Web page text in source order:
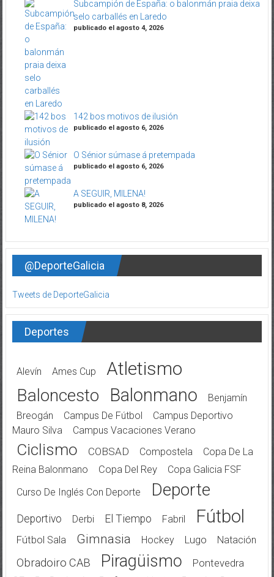
Subcampión de España: o balonmán praia deixa
selo carballés en Laredo
publicado el agosto 4, 2026
142 bos motivos de ilusión
publicado el agosto 6, 2026
O Sénior súmase á pretempada
publicado el agosto 6, 2026
A SEGUIR, MILENA!
publicado el agosto 8, 2026
@DeporteGalicia
Tweets de DeporteGalicia
Deportes
Alevín Ames Cup Atletismo
Baloncesto Balonmano
Benjamín
Breogán
Campus De Fútbol
Campus Deportivo
Mauro Silva
Campus Vacaciones Verano
Ciclismo COBSAD Compostela
Copa De La
Reina Balonmano
Copa Del Rey
Copa Galicia FSF
Curso De Inglés Con Deporte
Deporte
Deportivo Derbi El Tiempo Fabril Fútbol
Fútbol Sala Gimnasia Hockey Lugo Natación
Obradoiro CAB Piragüismo
Pontevedra